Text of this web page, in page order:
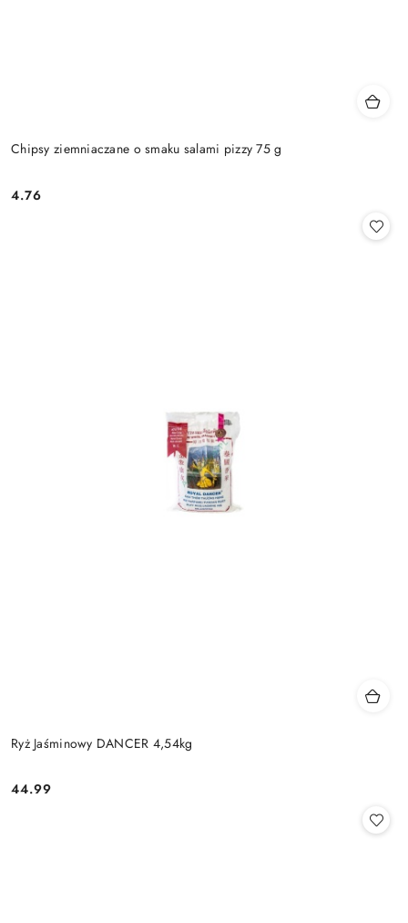
Chipsy ziemniaczane o smaku salami pizzy 75 g
Cena:
4.76
Ryż Jaśminowy DANCER 4,54kg
Cena:
44.99